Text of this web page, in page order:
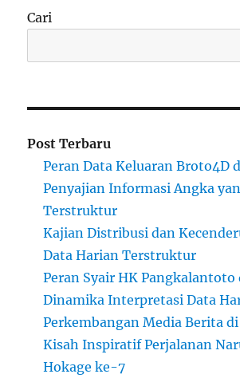
Cari
Post Terbaru
Peran Data Keluaran Broto4D
Penyajian Informasi Angka
Terstruktur
Kajian Distribusi dan
Data Harian Terstruktur
Peran Syair HK Pangkalantoto
Dinamika Interpretasi Data
Perkembangan Media Berita
Kisah Inspiratif Perjalanan
Hokage ke-7